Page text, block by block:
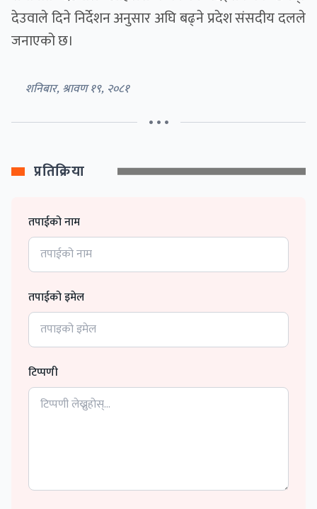
देउवाले दिने निर्देशन अनुसार अघि बढ्ने प्रदेश संसदीय दलले
जनाएको छ।
शनिबार, श्रावण १९, २०८१
• • •
प्रतिक्रिया
तपाईको नाम
तपाईको इमेल
टिप्पणी